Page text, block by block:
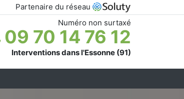
Partenaire du réseau
Numéro non surtaxé
09 70 14 76 12
Interventions dans l'Essonne (91)